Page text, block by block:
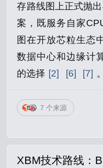
存路线图上正式抛
案，既服务自家
图在开放芯粒生态
数据中心和边缘计
的选择 [2] [6] [7] 。
7 个来源
XBM技术路线：